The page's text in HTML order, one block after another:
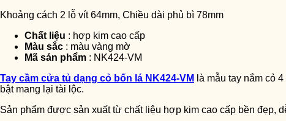
Khoảng cách 2 lỗ vít 64mm, Chiều dài phủ bì 78mm
Chất liệu : hợp kim cao cấp
Màu sắc : màu vàng mờ
Mã sản phẩm : NK424-VM
Tay cầm cửa tủ dạng cỏ bốn lá NK424-VM là mẫu tay nắm cỏ
bật mang lại tài lộc.
Sản phẩm được sản xuất từ chất liệu hợp kim cao cấp bền đẹp,